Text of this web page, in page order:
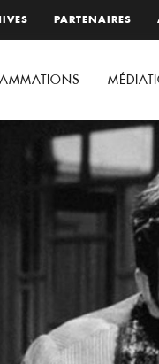
PARTENAIRES